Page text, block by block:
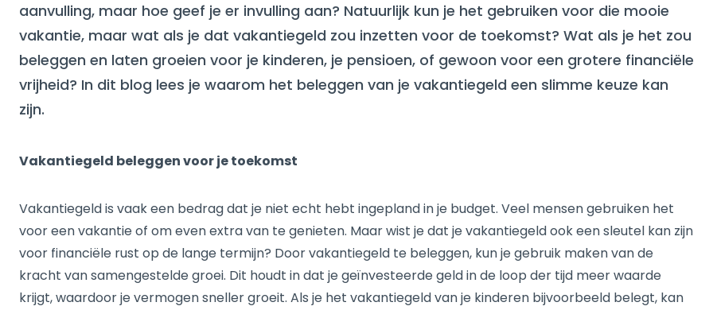
aanvulling, maar hoe geef je er invulling aan? Natuurlijk kun je het gebruiken voor die mooie
vakantie, maar wat als je dat vakantiegeld zou inzetten voor de toekomst? Wat als je het zou
beleggen en laten groeien voor je kinderen, je pensioen, of gewoon voor een grotere financiële
vrijheid? In dit blog lees je waarom het beleggen van je vakantiegeld een slimme keuze kan
zijn.
Vakantiegeld beleggen voor je toekomst
Vakantiegeld is vaak een bedrag dat je niet echt hebt ingepland in je budget. Veel mensen gebruiken het
voor een vakantie of om even extra van te genieten. Maar wist je dat je vakantiegeld ook een sleutel kan zijn
voor financiële rust op de lange termijn? Door vakantiegeld te beleggen, kun je gebruik maken van de
kracht van samengestelde groei. Dit houdt in dat je geïnvesteerde geld in de loop der tijd meer waarde
krijgt, waardoor je vermogen sneller groeit. Als je het vakantiegeld van je kinderen bijvoorbeeld belegt, kan